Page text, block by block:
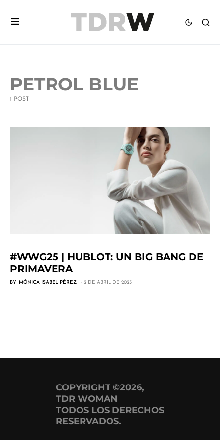
PETROL BLUE
1 POST
#WWG25 | HUBLOT: UN BIG BANG DE
PRIMAVERA
BY MÓNICA ISABEL PÉREZ 2 DE ABRIL DE 2025
COPYRIGHT ©2026,
TDR WOMAN
TODOS LOS DERECHOS
RESERVADOS.